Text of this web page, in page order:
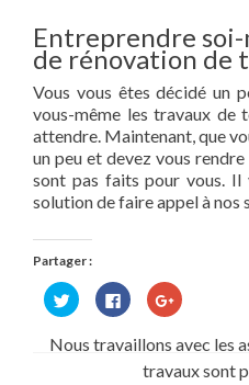
Entreprendre
de rénovation de
Vous vous êtes décidé un
vous-même les travaux de
attendre. Maintenant, que
un peu et devez vous
sont pas faits pour vous. Il
solution de faire appel à nos
Partager :
Cliquez
pour
partager
Twitter(ouvre
Cliquez
pour
partager
sur
Facebook(ouvre
dans
une
Cliquez
pour
Google+
dans
Nous travaillons avec les
travaux sont